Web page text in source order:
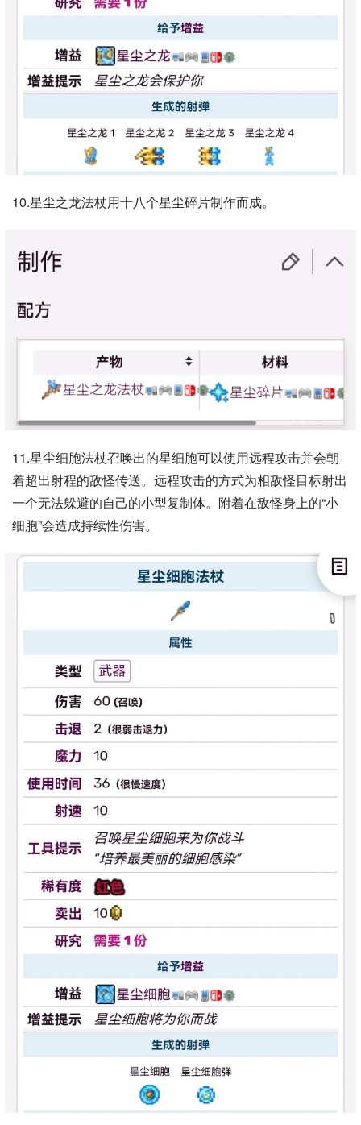
10.星尘之龙法杖用十八个星尘碎片制作而成。
11.星尘细胞法杖召唤出的星细胞可以使用远程攻击并会朝
着超出射程的敌怪传送。远程攻击的方式为相敌怪目标射出
一个无法躲避的自己的小型复制体。附着在敌怪身上的“小
细胞”会造成持续性伤害。